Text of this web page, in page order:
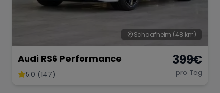
Schaafheim (48 km)
Audi RS6 Performance
5.0 (147)
399€
pro Tag